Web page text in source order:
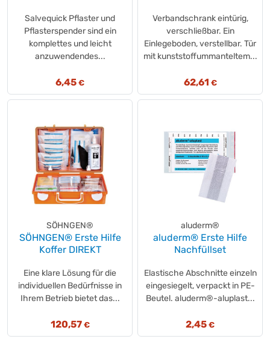
Salvequick Pflaster und
Pflasterspender sind ein
komplettes und leicht
anzuwendendes...
6,45 €
Verbandschrank eintürig,
verschließbar. Ein
Einlegeboden, verstellbar. Tür
mit kunststoffummanteltem...
62,61 €
SÖHNGEN®
SÖHNGEN® Erste Hilfe
Koffer DIREKT
Eine klare Lösung für die
individuellen Bedürfnisse in
Ihrem Betrieb bietet das...
120,57€
aluderm®
aluderm® Erste Hilfe
Nachfüllset
Elastische Abschnitte einzeln
eingesiegelt, verpackt in PE-
Beutel. aluderm®-aluplast...
2,45 €